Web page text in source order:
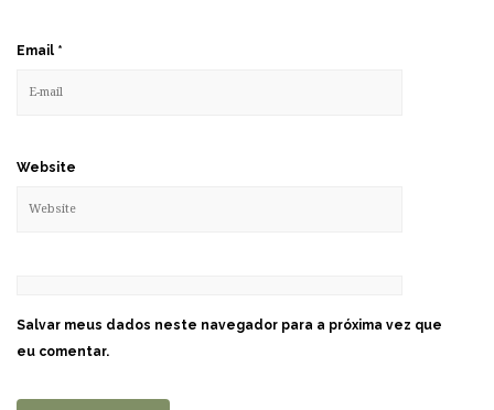
Email *
Website
Salvar meus dados neste navegador para a próxima vez que
eu comentar.